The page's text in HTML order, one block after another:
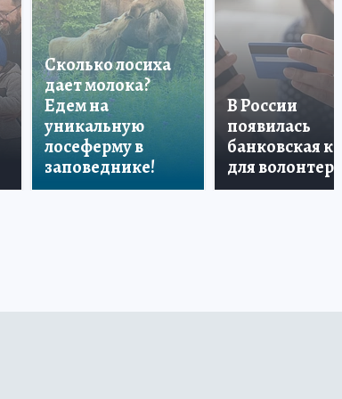
Сколько лосиха
дает молока?
Едем на
уникальную
лосеферму в
заповеднике!
В России
появилась
банковская
для волонтеров